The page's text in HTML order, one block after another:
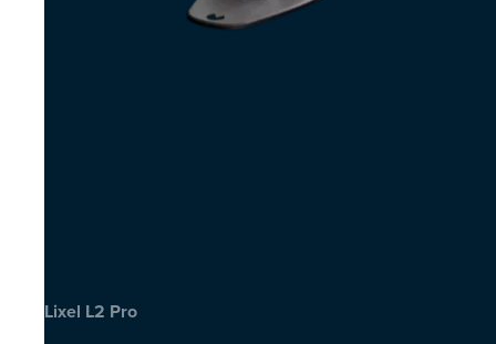
Lixel L2 Pro